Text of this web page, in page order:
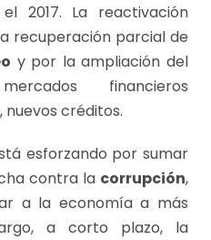
2017. La reactivación
recuperación parcial de
y por la ampliación del
financieros
nuevos créditos.
esforzando por sumar
contra la corrupción,
a la economía a más
a corto plazo, la